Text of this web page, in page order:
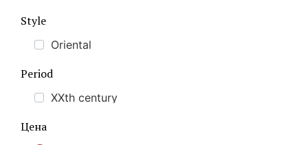
Style
Oriental
Period
XXth century
Цена